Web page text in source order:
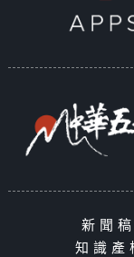
新聞
知識產